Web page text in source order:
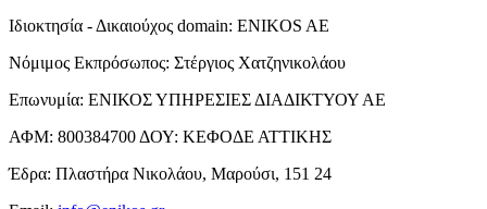
Ιδιοκτησία - Δικαιούχος domain: ENIKOS AE
Νόμιμος Εκπρόσωπος: Στέργιος Χατζηνικολάου
Επωνυμία: ΕΝΙΚΟΣ ΥΠΗΡΕΣΙΕΣ ΔΙΑΔΙΚΤΥΟΥ ΑΕ
ΑΦΜ: 800384700 ΔΟΥ: ΚΕΦΟΔΕ ΑΤΤΙΚΗΣ
Έδρα: Πλαστήρα Νικολάου, Μαρούσι, 151 24